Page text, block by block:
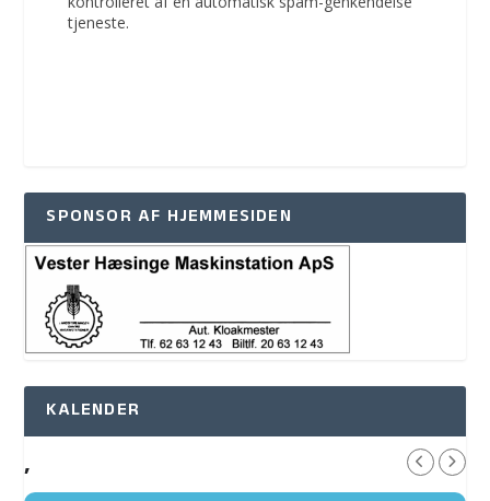
tjeneste.
SPONSOR AF HJEMMESIDEN
KALENDER
,